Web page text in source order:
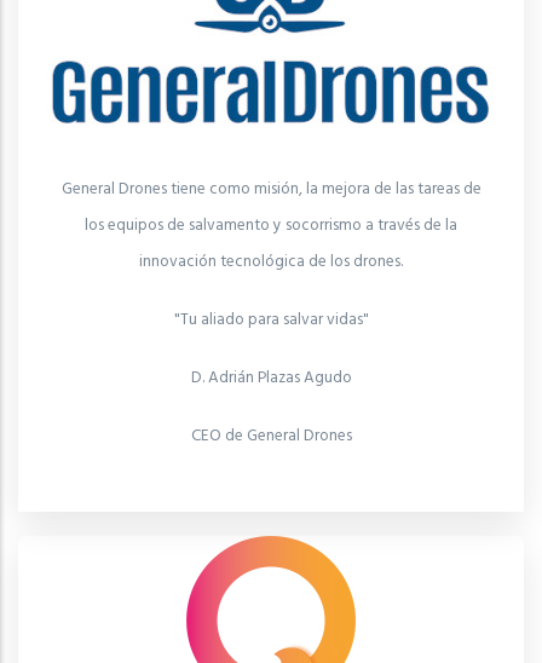
General Drones tiene como misión, la mejora de las tareas de
los equipos de salvamento y socorrismo a través de la
innovación tecnológica de los drones.
"Tu aliado para salvar vidas"
D. Adrián Plazas Agudo
CEO de General Drones